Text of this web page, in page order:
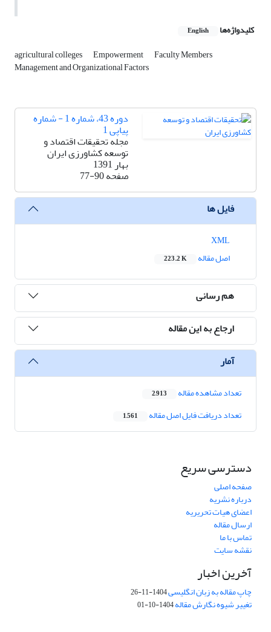
کلیدواژه‌ها English
agricultural colleges Empowerment Faculty Members
Management and Organizational Factors
دوره 43، شماره 1 - شماره
پیاپی 1
مجله تحقیقات اقتصاد و
توسعه کشاورزی ایران
بهار 1391
صفحه77-90
فایل ها
اصل مقاله
223.2 K
هم رسانی
ارجاع به این مقاله
آمار
تعداد مشاهده مقاله 2,913
تعداد دریافت فایل اصل مقاله 1,561
دسترسی سریع
صفحه اصلی
درباره نشریه
اعضای هیات تحریریه
ارسال مقاله
تماس با ما
نقشه سایت
آخرین اخبار
چاپ مقاله به زبان انگلیسی1404-11-26
تغییر شیوه نگارش مقاله1404-10-01